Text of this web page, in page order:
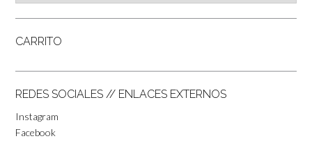
CARRITO
REDES SOCIALES // ENLACES EXTERNOS
Instagram
Facebook